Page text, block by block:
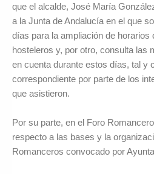
que el alcalde, José María
a la Junta de Andalucía en el que
días para la ampliación de horarios
hosteleros y, por otro, consulta las
en cuenta durante estos días, tal y
correspondiente por parte de los
que asistieron.
Por su parte, en el Foro
respecto a las bases y la
Romanceros convocado por